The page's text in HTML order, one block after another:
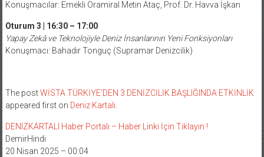
Konuşmacılar: Emekli Oramiral Metin Ataç, Prof. Dr. Havva İşkan
Oturum 3 | 16:30 – 17:00
Yapay Zekâ ve Teknolojiyle Deniz İnsanlarının Yeni Fonksiyonları
Konuşmacı: Bahadır Tonguç (Supramar Denizcilik)
The postWİSTA TÜRKİYE’DEN 3 DENİZCİLİK BAŞLIĞINDA ETKİNLİK
appeared first on Deniz Kartalı.
DENIZKARTALI Haber Portalı – Haber Linki İçin Tıklayın !
DemirHindi
20 Nisan 2025 – 00:04